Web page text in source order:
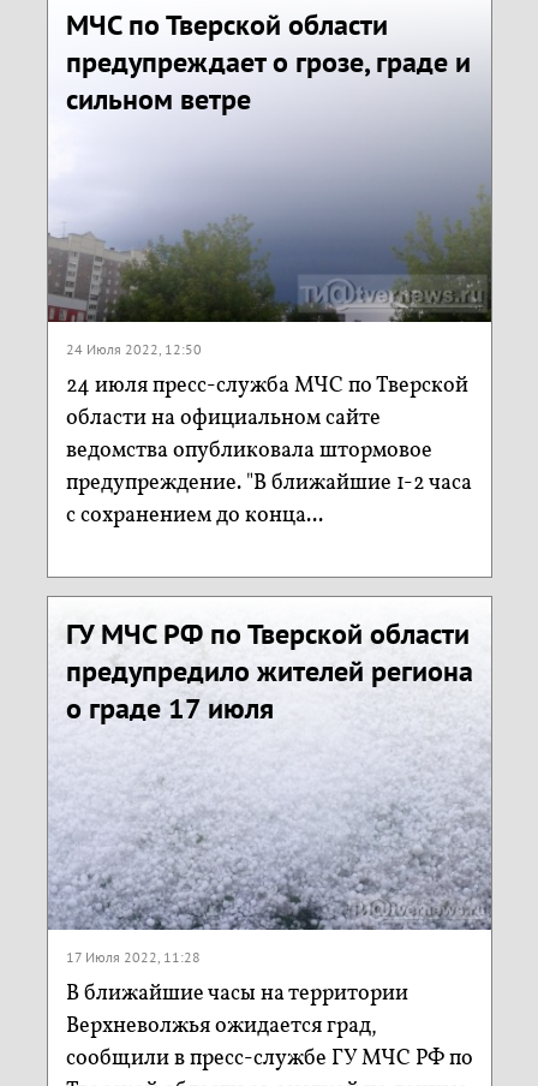
МЧС по Тверской области
предупреждает о грозе, граде и
сильном ветре
24 Июля 2022, 12:50
24 июля пресс-служба МЧС по Тверской
области на официальном сайте
ведомства опубликовала штормовое
предупреждение. "В ближайшие 1-2 часа
с сохранением до конца...
ГУ МЧС РФ по Тверской области
предупредило жителей региона
о граде 17 июля
17 Июля 2022, 11:28
В ближайшие часы на территории
Верхневолжья ожидается град,
сообщили в пресс-службе ГУ МЧС РФ по